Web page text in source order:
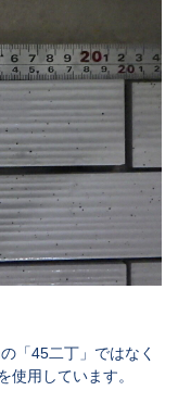
「45二丁」ではなく
用しています。